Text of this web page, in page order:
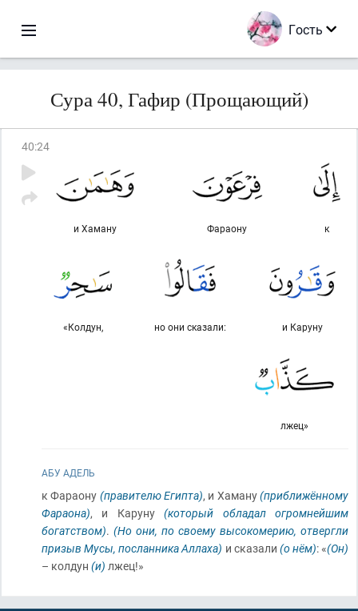
Гость
Сура 40, Гафир (Прощающий)
40:24
к
Фараону
и Хаману
и Каруну
но они сказали:
«Колдун,
лжец»
АБУ АДЕЛЬ
к Фараону (правителю Египта), и Хаману(приближённому
Фараона), и Каруну(который обладал огромнейшим
богатством). (Но они, по своему высокомерию, отвергли
призыв Мусы, посланника Аллаха) и сказали (о нём): «(Он)
– колдун (и) лжец!»